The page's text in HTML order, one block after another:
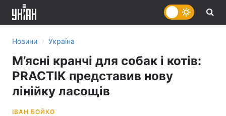
Новини › Україна
М’ясні кранчі для собак і котів:
PRACTIK представив нову
лінійку ласощів
ІВАН БОЙКО